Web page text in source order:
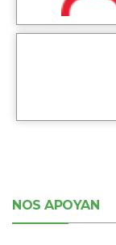
NOS APOYAN